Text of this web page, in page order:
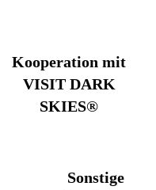
Kooperation mit
VISIT DARK
SKIES®
Sonstige